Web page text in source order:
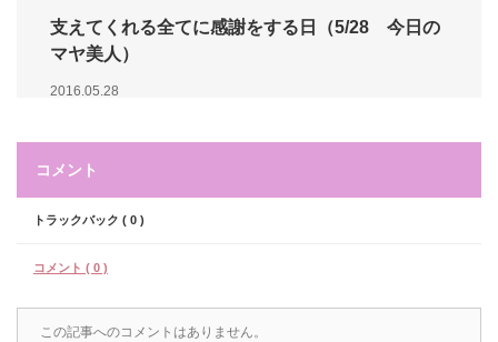
支えてくれる全てに感謝をする日（5/28 今日の
マヤ美人）
2016.05.28
コメント
トラックバック ( 0 )
コメント ( 0 )
この記事へのコメントはありません。